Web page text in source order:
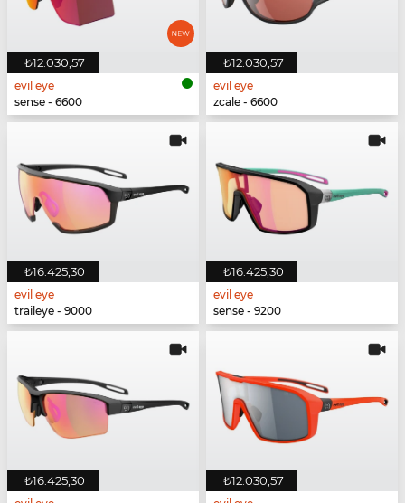
₺12.030,57
evil eye
sense - 6600
₺12.030,57
evil eye
zcale - 6600
₺16.425,30
evil eye
traileye - 9000
₺16.425,30
evil eye
sense - 9200
₺16.425,30 ₺12.030,57